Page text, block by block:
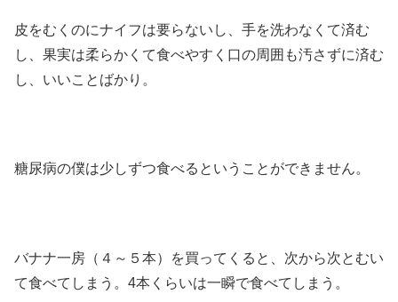
皮をむくのにナイフは要らないし、手を洗わなくて済む
し、果実は柔らかくて食べやすく口の周囲も汚さずに済む
し、いいことばかり。
糖尿病の僕は少しずつ食べるということができません。
バナナ一房（４～５本）を買ってくると、次から次とむい
て食べてしまう。4本くらいは一瞬で食べてしまう。